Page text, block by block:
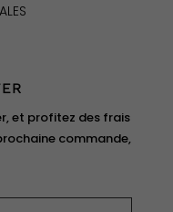
et profitez des frais
commande,